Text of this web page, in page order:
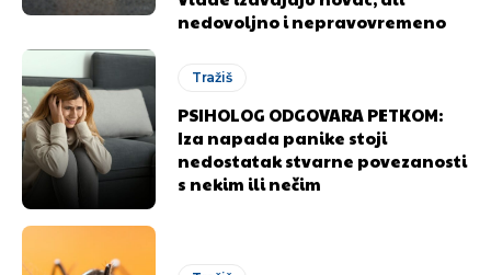
Pusti priču da živi!
Pusti priču da živi!
nedovoljno i nepravovremeno
Tražiš
PSIHOLOG ODGOVARA PETKOM:
Iza napada panike stoji
nedostatak stvarne povezanosti
s nekim ili nečim